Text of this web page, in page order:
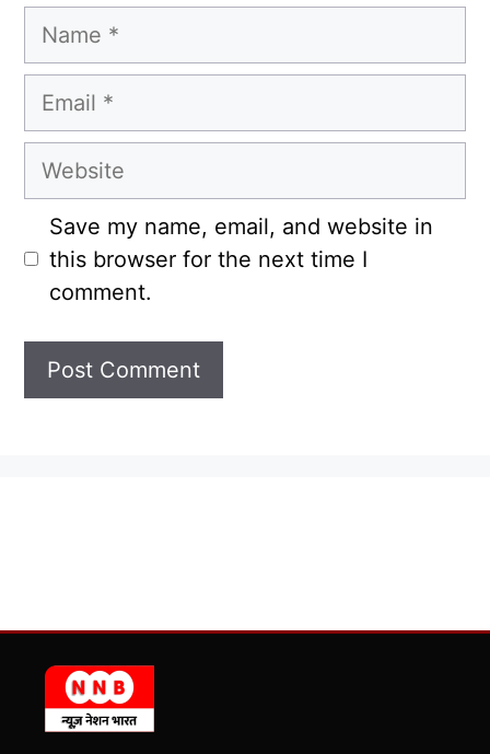
Name
Email
Website
Save my name, email, and website in
this browser for the next time I
comment.